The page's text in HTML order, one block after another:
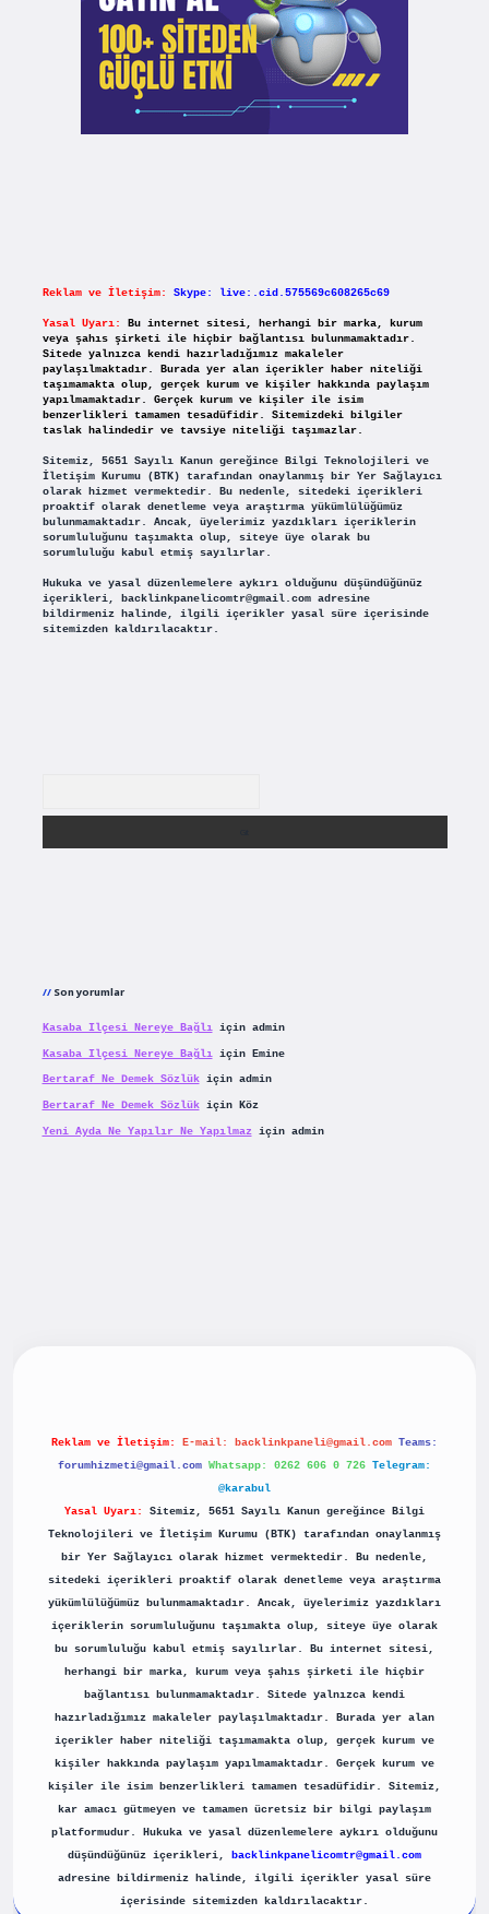
Reklam ve İletişim: Skype: live:.cid.575569c608265c69
Yasal Uyarı:
Bu internet sitesi, herhangi bir marka, kurum
veya şahıs şirketi ile hiçbir bağlantısı bulunmamaktadır.
Sitede yalnızca kendi hazırladığımız makaleler
paylaşılmaktadır. Burada yer alan içerikler haber niteliği
taşımamakta olup, gerçek kurum ve kişiler hakkında paylaşım
yapılmamaktadır. Gerçek kurum ve kişiler ile isim
benzerlikleri tamamen tesadüfidir. Sitemizdeki bilgiler
taslak halindedir ve tavsiye niteliği taşımazlar.
Sitemiz, 5651 Sayılı Kanun gereğince Bilgi Teknolojileri ve
İletişim Kurumu (BTK) tarafından onaylanmış bir Yer Sağlayıcı
olarak hizmet vermektedir. Bu nedenle, sitedeki içerikleri
proaktif olarak denetleme veya araştırma yükümlülüğümüz
bulunmamaktadır. Ancak, üyelerimiz yazdıkları içeriklerin
sorumluluğunu taşımakta olup, siteye üye olarak bu
sorumluluğu kabul etmiş sayılırlar.
Hukuka ve yasal düzenlemelere aykırı olduğunu düşündüğünüz
içerikleri, backlinkpanelicomtr@gmail.comadresine
bildirmeniz halinde, ilgili içerikler yasal süre içerisinde
sitemizden kaldırılacaktır.
Son yorumlar
Kasaba Ilçesi Nereye Bağlıiçin admin
Kasaba Ilçesi Nereye Bağlıiçin Emine
Bertaraf Ne Demek Sözlükiçin admin
Bertaraf Ne Demek Sözlükiçin Köz
Yeni Ayda Ne Yapılır Ne Yapılmaziçin admin
Reklam ve İletişim: E-mail: backlinkpaneli@gmail.com Teams:
forumhizmeti@gmail.com Whatsapp: 0262 606 0 726 Telegram:
@karabul
Yasal Uyarı:
Sitemiz, 5651 Sayılı Kanun gereğince Bilgi
Teknolojileri ve İletişim Kurumu (BTK) tarafından onaylanmış
bir Yer Sağlayıcı olarak hizmet vermektedir. Bu nedenle,
sitedeki içerikleri proaktif olarak denetleme veya araştırma
yükümlülüğümüz bulunmamaktadır. Ancak, üyelerimiz yazdıkları
içeriklerin sorumluluğunu taşımakta olup, siteye üye olarak
bu sorumluluğu kabul etmiş sayılırlar. Bu internet sitesi,
herhangi bir marka, kurum veya şahıs şirketi ile hiçbir
bağlantısı bulunmamaktadır. Sitede yalnızca kendi
hazırladığımız makaleler paylaşılmaktadır. Burada yer alan
içerikler haber niteliği taşımamakta olup, gerçek kurum ve
kişiler hakkında paylaşım yapılmamaktadır. Gerçek kurum ve
kişiler ile isim benzerlikleri tamamen tesadüfidir. Sitemiz,
kar amacı gütmeyen ve tamamen ücretsiz bir bilgi paylaşım
platformudur. Hukuka ve yasal düzenlemelere aykırı olduğunu
düşündüğünüz içerikleri,
backlinkpanelicomtr@gmail.com
adresine bildirmeniz halinde, ilgili içerikler yasal süre
içerisinde sitemizden kaldırılacaktır.